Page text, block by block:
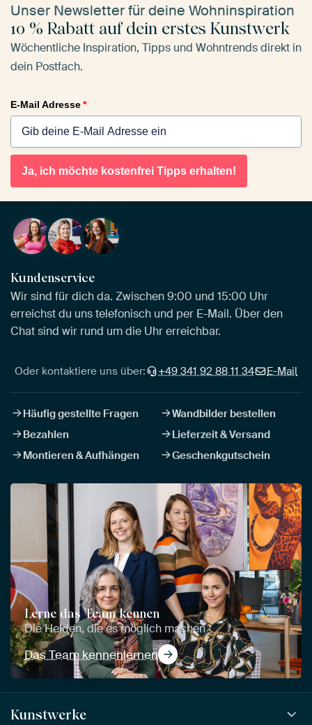
Unser Newsletter für deine Wohninspiration
10 % Rabatt auf dein erstes Kunstwerk
Wöchentliche Inspiration, Tipps und Wohntrends direkt in
dein Postfach.
E-Mail Adresse*
Ja, ich möchte kostenfrei Tipps erhalten!
Kundenservice
Wir sind für dich da. Zwischen 9:00 und 15:00 Uhr
erreichst du uns telefonisch und per E-Mail. Über den
Chat sind wir rund um die Uhr erreichbar.
Oder kontaktiere uns über: +49 341 92 88 11 34 E-Mail
Häufig gestellte Fragen
Wandbilder bestellen
Bezahlen
Lieferzeit & Versand
Montieren & Aufhängen
Geschenkgutschein
Lerne das Team kennen
Die Helden, die es möglich machen
Das Team kennenlernen
Kunstwerke